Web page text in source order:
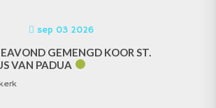
sep 03 2026
GEMENGD KOOR ST.
VAN PADUA